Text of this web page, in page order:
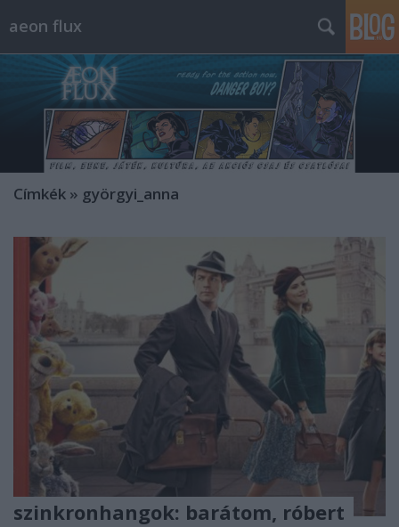
aeon flux
Címkék » györgyi_anna
szinkronhangok: barátom, róbert